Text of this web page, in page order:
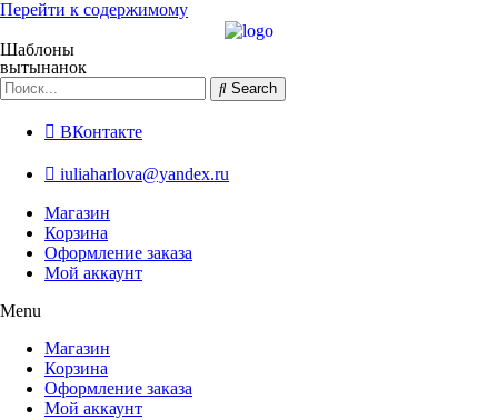
Перейти к содержимому
Шаблоны
вытынанок
Search
ВКонтакте
iuliaharlova@yandex.ru
Магазин
Корзина
Оформление заказа
Мой аккаунт
Menu
Магазин
Корзина
Оформление заказа
Мой аккаунт